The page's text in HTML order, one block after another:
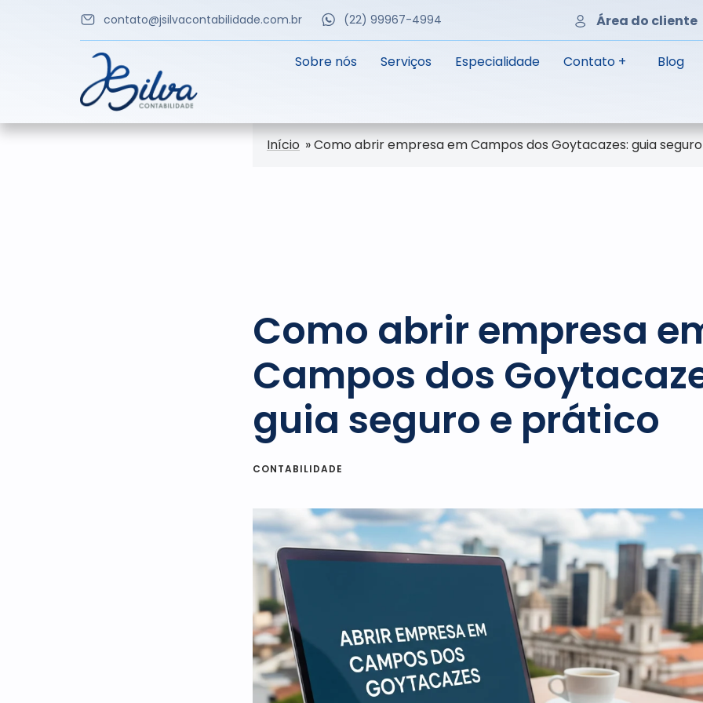
contato@jsilvacontabilidade.com.br (22) 99967-4994 Área do cliente
Sobre nós Serviços Especialidade Contato + Blog
Início »Como abrir empresa em Campos dos Goytacazes: guia
Como abrir empresa
Campos dos
guia seguro e prático
CONTABILIDADE